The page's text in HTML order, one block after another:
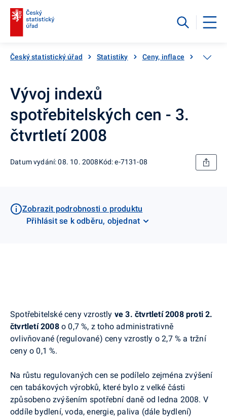
Český statistický úřad Statistiky Ceny, inflace
Vývoj indexů
spotřebitelských cen - 3.
čtvrtletí 2008
Datum vydání: 08. 10. 2008Kód: e-7131-08
Zobrazit podrobnosti o produktu
Přihlásit se k odběru, objednat
Spotřebitelské ceny vzrostly ve 3. čtvrtletí 2008 proti 2.
čtvrtletí 2008 o 0,7 %, z toho administrativně
ovlivňované (regulované) ceny vzrostly o 2,7 % a tržní
ceny o 0,1 %.
Na růstu regulovaných cen se podílelo zejména zvýšení
cen tabákových výrobků, které bylo z velké části
způsobeno zvýšením spotřební daně od ledna 2008. V
oddíle bydlení, voda, energie, paliva (dále bydlení)